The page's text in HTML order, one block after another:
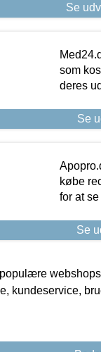
Se
som
deres
Se
købe
for at
Se
kundeservice,